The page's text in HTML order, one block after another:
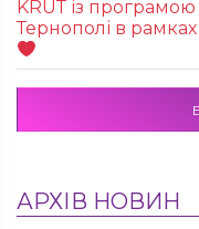
KRUТ із
Тернополі в
АРХІВ НОВИН